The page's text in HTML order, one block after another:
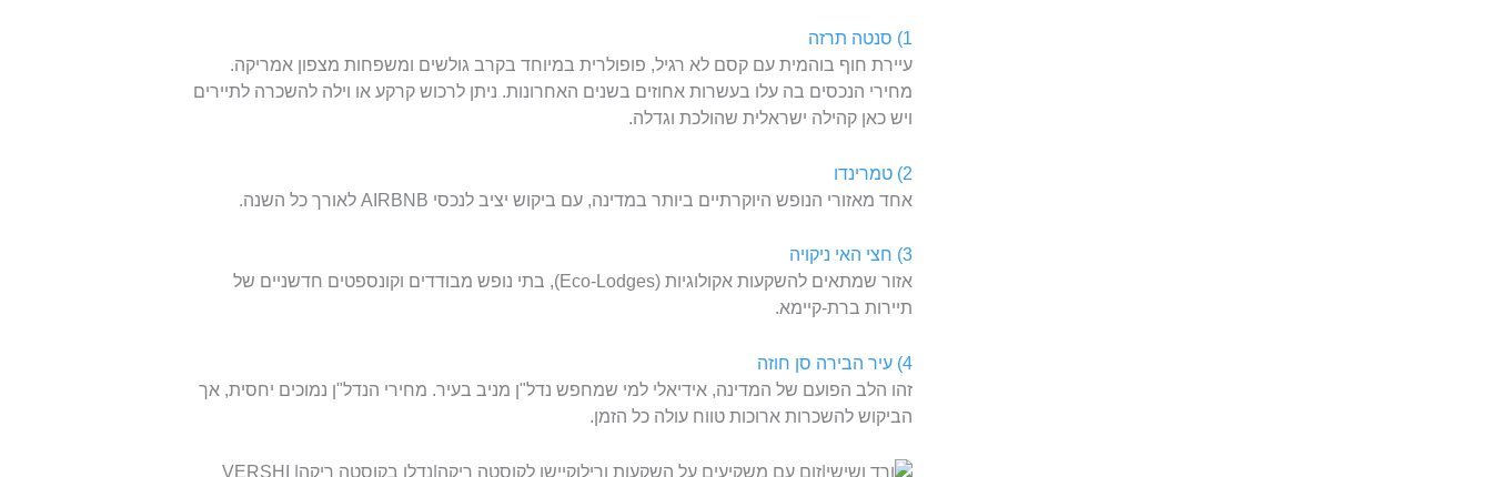
1) סנטה תרזה
עיירת חוף בוהמית עם קסם לא רגיל, פופולרית במיוחד בקרב גולשים ומשפחות מצפון אמריקה.
מחירי הנכסים בה עלו בעשרות אחוזים בשנים האחרונות. ניתן לרכוש קרקע או וילה להשכרה לתיירים
ויש כאן קהילה ישראלית שהולכת וגדלה.
2) טמרינדו
אחד מאזורי הנופש היוקרתיים ביותר במדינה, עם ביקוש יציב לנכסי AIRBNB לאורך כל השנה.
3) חצי האי ניקויה
אזור שמתאים להשקעות אקולוגיות (Eco-Lodges), בתי נופש מבודדים וקונספטים חדשניים של
תיירות ברת-קיימא.
4) עיר הבירה סן חוזה
זהו הלב הפועם של המדינה, אידיאלי למי שמחפש נדל"ן מניב בעיר. מחירי הנדל"ן נמוכים יחסית, אך
הביקוש להשכרות ארוכות טווח עולה כל הזמן.